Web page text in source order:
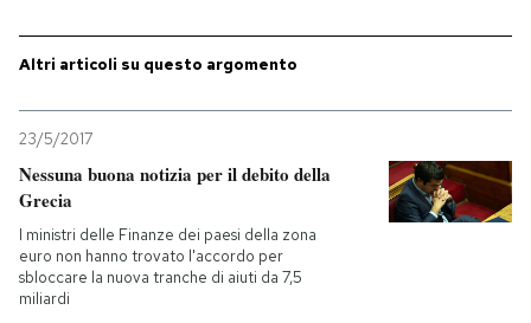
PODCAST
NEWSLETTER
I MIEI PREFERITI
Altri articoli su questo argomento
23/5/2017
Nessuna buona notizia per il debito della
Grecia
I ministri delle Finanze dei paesi della zona
euro non hanno trovato l'accordo per
sbloccare la nuova tranche di aiuti da 7,5
miliardi